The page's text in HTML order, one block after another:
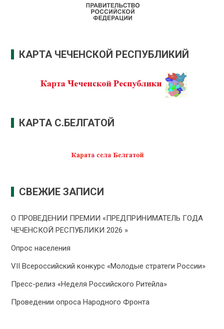
КАРТА ЧЕЧЕНСКОЙ РЕСПУБЛИКИЙ
КАРТА С.БЕЛГАТОЙ
СВЕЖИЕ ЗАПИСИ
О ПРОВЕДЕНИИ ПРЕMИИ «ПРЕДПРИНИМАТЕЛЬ ГОДА
ЧЕЧЕНСКОЙ РЕСПУБЛИКИ 2026 »
Опрос населения
VII Всероссийский конкурс «Молодые стратеги России»
Пресс-релиз «Неделя Российского Ритейла»
Проведении опроса Народного Фронта